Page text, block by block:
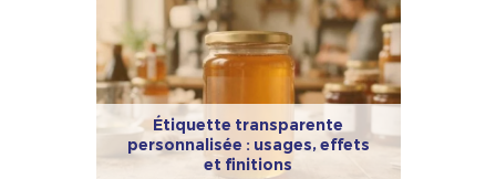
Étiquette transparente
personnalisée : usages, effets
et finitions